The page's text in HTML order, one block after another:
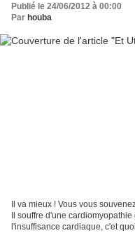
Publié le 24/06/2012 à 00:00
Par houba
Il va mieux ! Vous vous
Il souffre d'une
l'insuffisance cardiaque, c'et